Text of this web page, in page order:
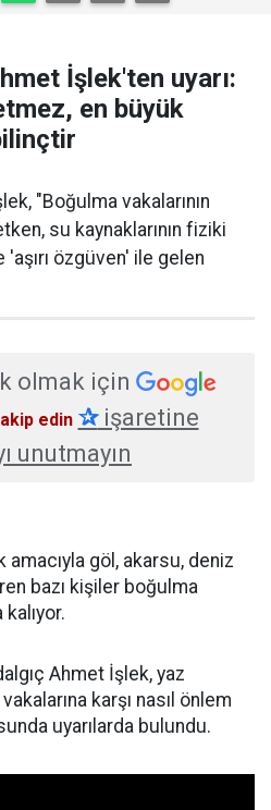
İşlek'ten uyarı:
en büyük
"Boğulma vakalarının
su kaynaklarının fiziki
'aşırı özgüven' ile gelen
olmak için
edin ✰işaretine
unutmayın
amacıyla göl, akarsu, deniz
bazı kişiler boğulma
Ahmet İşlek, yaz
karşı nasıl önlem
uyarılarda bulundu.